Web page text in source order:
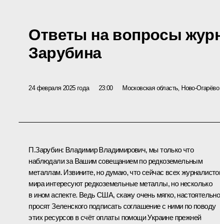
Ответы на вопросы
Зарубина
24 февраля 2025 года 23:00 Московская область, Ново-Огарёво
П.Зарубин: Владимир Владимирович, мы только что
наблюдали за Вашимсовещаниемпо редкоземельным
металлам. Извините, но думаю, что сейчас всех
мира интересуют редкоземельные металлы, но несколько
в ином аспекте. Ведь США, скажу очень мягко, настоятельно
просят Зеленского подписать соглашение с ними по поводу
этих ресурсов в счёт оплаты помощи Украине прежней